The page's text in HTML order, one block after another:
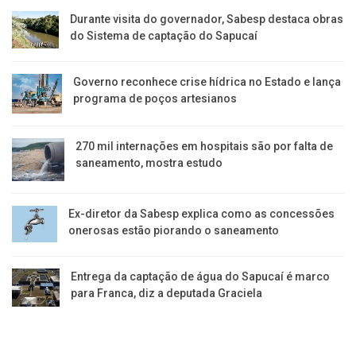
Durante visita do governador, Sabesp destaca obras
do Sistema de captação do Sapucaí
Governo reconhece crise hídrica no Estado e lança
programa de poços artesianos
270 mil internações em hospitais são por falta de
saneamento, mostra estudo
Ex-diretor da Sabesp explica como as concessões
onerosas estão piorando o saneamento
Entrega da captação de água do Sapucaí é marco
para Franca, diz a deputada Graciela